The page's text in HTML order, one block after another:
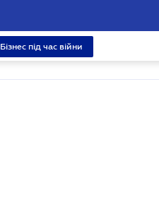
Бізнес під час війни